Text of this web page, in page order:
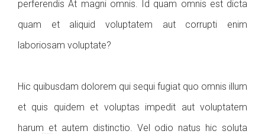
perferendis At magni omnis. Id quam omnis est dicta
quam et aliquid voluptatem aut corrupti enim
laboriosam voluptate?
Hic quibusdam dolorem qui sequi fugiat quo omnis illum
et quis quidem et voluptas impedit aut voluptatem
harum et autem distinctio. Vel odio natus hic soluta